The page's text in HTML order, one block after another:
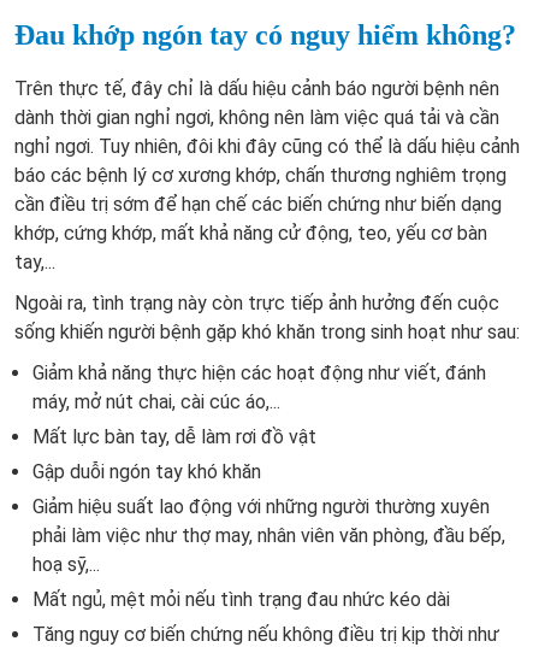
Đau khớp ngón tay có nguy hiểm không?
Trên thực tế, đây chỉ là dấu hiệu cảnh báo người bệnh nên
dành thời gian nghỉ ngơi, không nên làm việc quá tải và cần
nghỉ ngơi. Tuy nhiên, đôi khi đây cũng có thể là dấu hiệu cảnh
báo các bệnh lý cơ xương khớp, chấn thương nghiêm trọng
cần điều trị sớm để hạn chế các biến chứng như biến dạng
khớp, cứng khớp, mất khả năng cử động, teo, yếu cơ bàn
tay,...
Ngoài ra, tình trạng này còn trực tiếp ảnh hưởng đến cuộc
sống khiến người bệnh gặp khó khăn trong sinh hoạt như sau:
Giảm khả năng thực hiện các hoạt động như viết, đánh
máy, mở nút chai, cài cúc áo,...
Mất lực bàn tay, dễ làm rơi đồ vật
Gập duỗi ngón tay khó khăn
Giảm hiệu suất lao động với những người thường xuyên
phải làm việc như thợ may, nhân viên văn phòng, đầu bếp,
hoạ sỹ,...
Mất ngủ, mệt mỏi nếu tình trạng đau nhức kéo dài
Tăng nguy cơ biến chứng nếu không điều trị kịp thời như